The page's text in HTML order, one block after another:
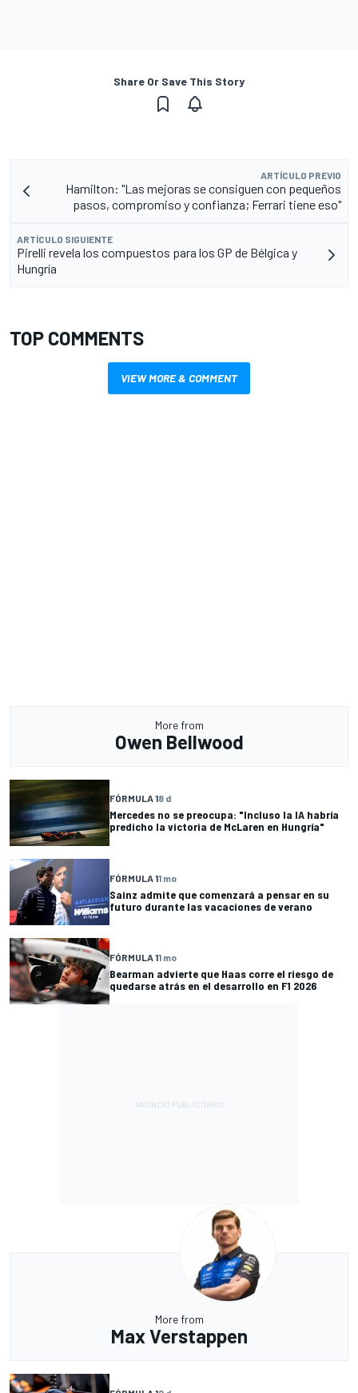
Share Or Save This Story
ARTÍCULO PREVIO
Hamilton: "Las mejoras se consiguen con pequeños
pasos, compromiso y confianza; Ferrari tiene eso"
ARTÍCULO SIGUIENTE
Pirelli revela los compuestos para los GP de Bélgica y
Hungría
TOP COMMENTS
VIEW MORE & COMMENT
More from
Owen Bellwood
FÓRMULA 18 d
Mercedes no se preocupa: "Incluso la IA habría
predicho la victoria de McLaren en Hungría"
FÓRMULA 11 mo
Sainz admite que comenzará a pensar en su
futuro durante las vacaciones de verano
FÓRMULA 11 mo
Bearman advierte que Haas corre el riesgo de
quedarse atrás en el desarrollo en F1 2026
More from
Max Verstappen